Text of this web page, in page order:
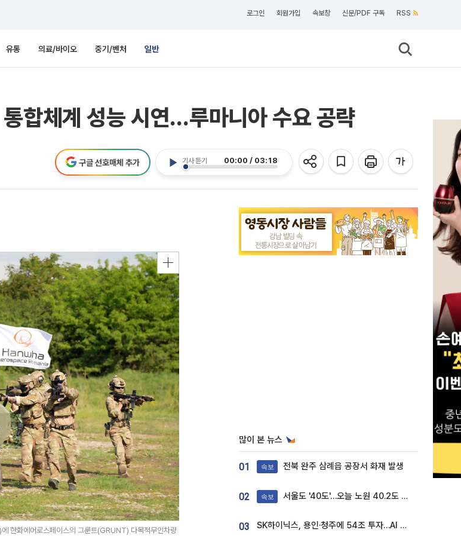
로그인 회원가입 속보창 신문/PDF 구독 RSS
유통 의료/바이오 중기/벤처 일반
합체계 성능 시연…루마니아 수요 공략
기사 듣기 00:00 / 03:18
구글 선호매체 추가
한화에어로스페이스의 그룬트(GRUNT) 다목적무인차량
많이 본 뉴스
01 속보 전북 완주 삼례읍 공장서 화재 발생
02 속보 서울도 '40도'…오늘 노원 40.2도 기록
03 SK하이닉스, 용인·청주에 54조 투자…AI 메모리 생산기지 키운다